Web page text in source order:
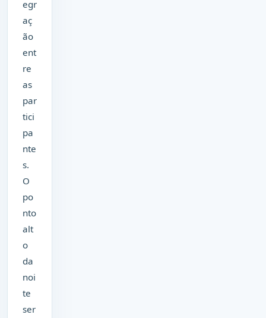
egr
aç
ão
ent
re
as
par
tici
pa
nte
s.
O
po
nto
alt
o
da
noi
te
ser